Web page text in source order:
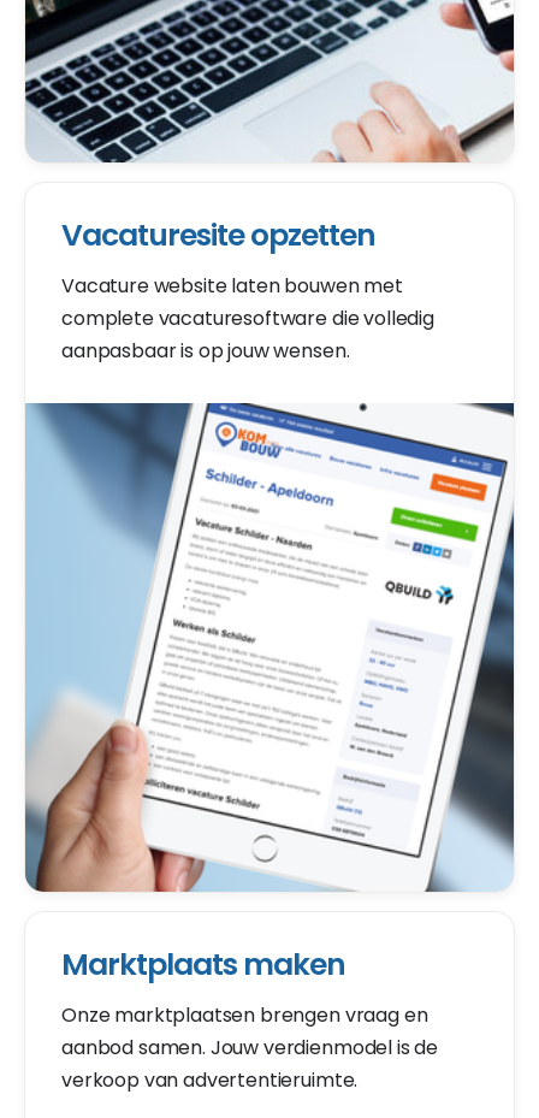
Vacaturesite opzetten
Vacature website laten bouwen met
complete vacaturesoftware die volledig
aanpasbaar is op jouw wensen.
Marktplaats maken
Onze marktplaatsen brengen vraag en
aanbod samen. Jouw verdienmodel is de
verkoop van advertentieruimte.